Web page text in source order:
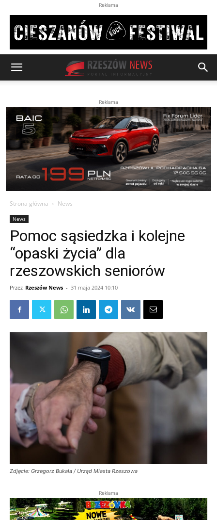
Reklama
Reklama
Strona główna News
News
Pomoc sąsiedzka i kolejne
“opaski życia” dla
rzeszowskich seniorów
Przez Rzeszów News - 31 maja 2024 10:10
Zdjęcie: Grzegorz Bukała / Urząd Miasta Rzeszowa
Reklama